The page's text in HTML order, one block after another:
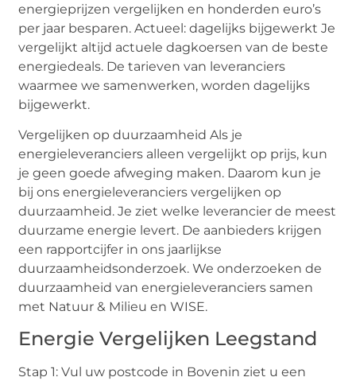
energieprijzen vergelijken en honderden euro’s
per jaar besparen. Actueel: dagelijks bijgewerkt Je
vergelijkt altijd actuele dagkoersen van de beste
energiedeals. De tarieven van leveranciers
waarmee we samenwerken, worden dagelijks
bijgewerkt.
Vergelijken op duurzaamheid Als je
energieleveranciers alleen vergelijkt op prijs, kun
je geen goede afweging maken. Daarom kun je
bij ons energieleveranciers vergelijken op
duurzaamheid. Je ziet welke leverancier de meest
duurzame energie levert. De aanbieders krijgen
een rapportcijfer in ons jaarlijkse
duurzaamheidsonderzoek. We onderzoeken de
duurzaamheid van energieleveranciers samen
met Natuur & Milieu en WISE.
Energie Vergelijken Leegstand
Stap 1: Vul uw postcode in Bovenin ziet u een